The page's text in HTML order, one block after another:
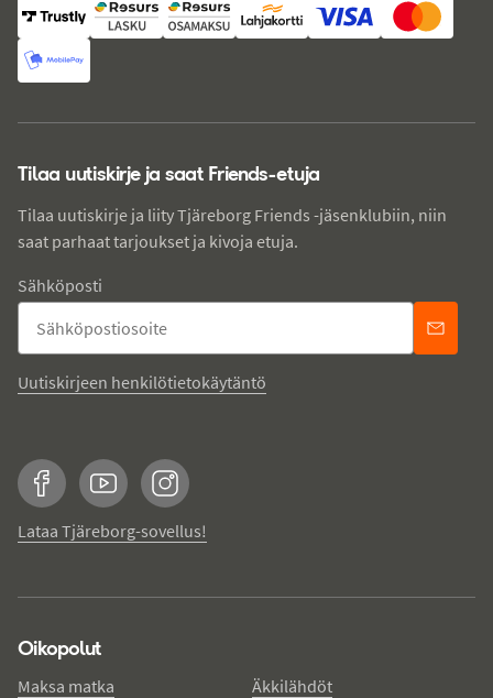
Tilaa uutiskirje ja saat Friends-etuja
Tilaa uutiskirje ja liity Tjäreborg Friends -jäsenklubiin, niin
saat parhaat tarjoukset ja kivoja etuja.
Sähköposti
Uutiskirjeen henkilötietokäytäntö
FacebookYouTubeInstagram
Lataa Tjäreborg-sovellus!
Oikopolut
Maksa matka
Äkkilähdöt